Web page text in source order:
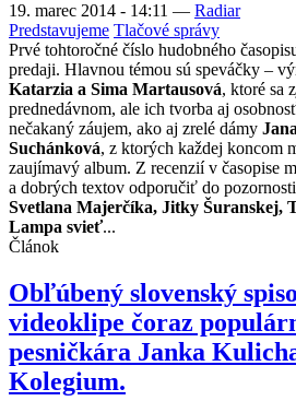
19. marec 2014 - 14:11 — Radiar
Predstavujeme Tlačové správy
Prvé tohtoročné číslo hudobného
predaji. Hlavnou témou sú speváčky –
Katarzia a Sima Martausová, ktoré sa
prednedávnom, ale ich tvorba aj
nečakaný záujem, ako aj zrelé dámy
Suchánková, z ktorých každej koncom
zaujímavý album. Z recenzií v časopise
a dobrých textov odporučiť do
Svetlana Majerčíka, Jitky Šuranskej,
Lampa svieť...
Článok
Obľúbený slovenský
videoklipe čoraz
pesničkára Janka
Kolegium.